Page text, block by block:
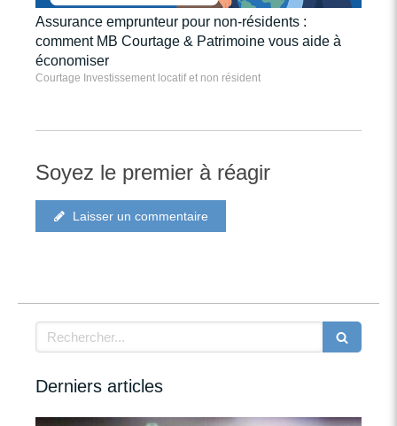
Assurance emprunteur pour non-résidents :
comment MB Courtage & Patrimoine vous aide à
économiser
Courtage Investissement locatif et non résident
Soyez le premier à réagir
Laisser un commentaire
Rechercher
Derniers articles